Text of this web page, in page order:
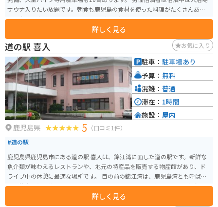
サウナ入りたい放題です。朝食も鹿児島の食材を使った料理がたくさんあ
り、夜には夜鳴きうどんと言ったうどんの無料サービスもあります。
詳しく見る
道の駅 喜入 お気に入り
鹿児島県 5 （口コミ1件）
#道の駅
鹿児島県鹿児島市にある道の駅 喜入は、錦江湾に面した道の駅です。新鮮な
魚介類が味わえるレストランや、地元の特産品を販売する物産館があり、ド
ライブ中の休憩に最適な場所です。 目の前の錦江湾は、鹿児島湾とも呼ば
れ、桜島を望む絶景スポットとしても知られています。道の駅には展望台も
あり、雄大な桜島と青い海のコントラストを楽しむことができます。また、
詳しく見る
駐車： 駐車場あり
予算： 無料
混雑： 普通
滞在： 1時間
施設： 屋内